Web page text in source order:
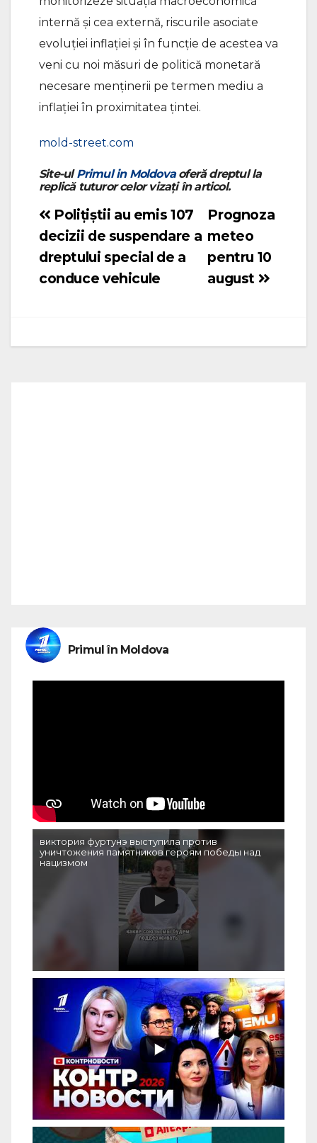
internă și cea externă, riscurile asociate
evoluției inflației și în funcție de acestea va
veni cu noi măsuri de politică monetară
necesare menținerii pe termen mediu a
inflației în proximitatea țintei.
mold-street.com
Site-ulPrimul in Moldovaoferă dreptul la
replică tuturor celor vizați în articol.
Navigare
în
articole
Prognoza
meteo
pentru 10
august
Polițiștii au emis 107
decizii de suspendare a
dreptului special de a
conduce vehicule
Primul în Moldova
виктория фуртунэ выступила против
уничтожения памятников героям победы над
нацизмом